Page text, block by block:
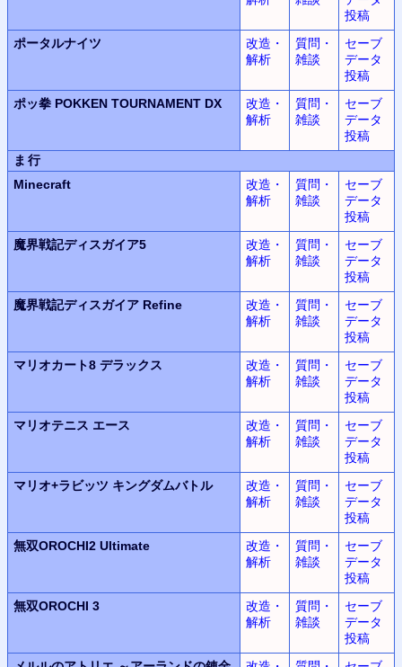
投稿
ポータルナイツ
改造・
解析
質問・
雑談
セーブ
データ
投稿
ポッ拳 POKKEN TOURNAMENT DX
改造・
解析
質問・
雑談
セーブ
データ
投稿
ま行
Minecraft
改造・
解析
質問・
雑談
セーブ
データ
投稿
魔界戦記ディスガイア5
改造・
解析
質問・
雑談
セーブ
データ
投稿
魔界戦記ディスガイア Refine
改造・
解析
質問・
雑談
セーブ
データ
投稿
マリオカート8 デラックス
改造・
解析
質問・
雑談
セーブ
データ
投稿
マリオテニス エース
改造・
解析
質問・
雑談
セーブ
データ
投稿
マリオ+ラビッツ キングダムバトル
改造・
解析
質問・
雑談
セーブ
データ
投稿
無双OROCHI2 Ultimate
改造・
解析
質問・
雑談
セーブ
データ
投稿
無双OROCHI 3
改造・
解析
質問・
雑談
セーブ
データ
投稿